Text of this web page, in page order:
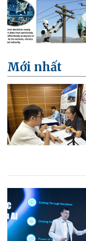
Mới nhất